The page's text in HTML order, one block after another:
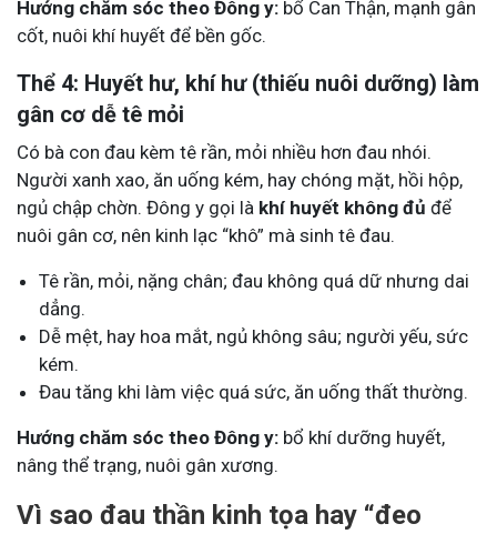
Hướng chăm sóc theo Đông y: bổ Can Thận, mạnh gân
cốt, nuôi khí huyết để bền gốc.
Thể 4: Huyết hư, khí hư (thiếu nuôi dưỡng) làm
gân cơ dễ tê mỏi
Có bà con đau kèm tê rần, mỏi nhiều hơn đau nhói.
Người xanh xao, ăn uống kém, hay chóng mặt, hồi hộp,
ngủ chập chờn. Đông y gọi là khí huyết không đủ để
nuôi gân cơ, nên kinh lạc “khô” mà sinh tê đau.
Tê rần, mỏi, nặng chân; đau không quá dữ nhưng dai
dẳng.
Dễ mệt, hay hoa mắt, ngủ không sâu; người yếu, sức
kém.
Đau tăng khi làm việc quá sức, ăn uống thất thường.
Hướng chăm sóc theo Đông y: bổ khí dưỡng huyết,
nâng thể trạng, nuôi gân xương.
Vì sao đau thần kinh tọa hay “đeo